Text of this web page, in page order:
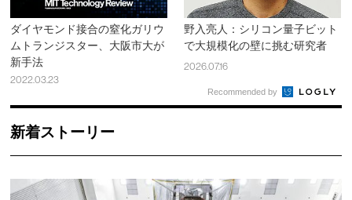
ダイヤモンド接合の窒化ガリウ
ムトランジスター、大阪市大が
新手法
2022.03.23
野入亮人：シリコン量子ビット
で大規模化の壁に挑む研究者
2026.07.16
Recommended by
新着ストーリー